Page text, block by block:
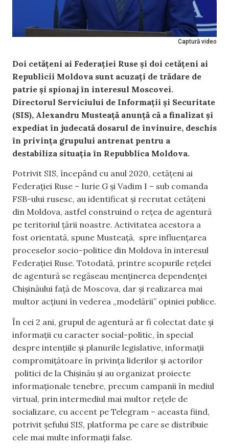
Captură video
Doi cetățeni ai Federației Ruse și doi cetățeni ai
Republicii Moldova sunt acuzați de trădare de
patrie și spionaj în interesul Moscovei.
Directorul Serviciului de Informații și Securitate
(SIS), Alexandru Musteață anunță că a finalizat și
expediat în judecată dosarul de învinuire, deschis
în privința grupului antrenat pentru a
destabiliza situația în Repubblica Moldova.
Potrivit SIS, începând cu anul 2020, cetățeni ai
Federației Ruse – Iurie G și Vadim I – sub comanda
FSB-ului rusesc, au identificat și recrutat cetățeni
din Moldova, astfel construind o rețea de agentură
pe teritoriul țării noastre. Activitatea acestora a
fost orientată, spune Musteață, spre influențarea
proceselor socio-politice din Moldova în interesul
Federației Ruse. Totodată, printre scopurile rețelei
de agentură se regăseau menținerea dependenței
Chișinăului față de Moscova, dar și realizarea mai
multor acțiuni în vederea „modelării” opiniei publice.
În cei 2 ani, grupul de agentură ar fi colectat date și
informații cu caracter social-politic, în special
despre intențiile și planurile legislative, informații
compromițătoare în privința liderilor și actorilor
politici de la Chișinău și au organizat proiecte
informaționale tenebre, precum campanii în mediul
virtual, prin intermediul mai multor rețele de
socializare, cu accent pe Telegram – aceasta fiind,
potrivit șefului SIS, platforma pe care se distribuie
cele mai multe informații false.